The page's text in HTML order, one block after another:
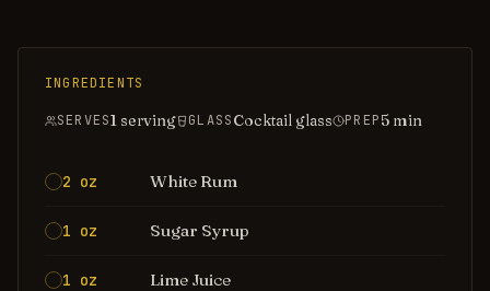
INGREDIENTS
SERVES1 serving GLASSCocktail glass PREP5 min
2 oz White Rum
1 oz Sugar Syrup
1 oz Lime Juice